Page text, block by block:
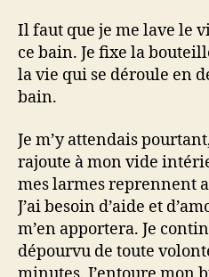
Il faut que je me lave le
ce bain. Je fixe la
la vie qui se déroule en
bain.
Je m’y attendais
rajoute à mon vide
mes larmes reprennent
J’ai besoin d’aide et
m’en apportera. Je
dépourvu de toute